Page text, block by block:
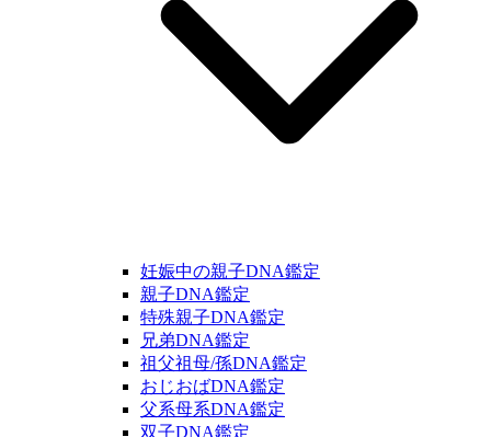
妊娠中の親子DNA鑑定
親子DNA鑑定
特殊親子DNA鑑定
兄弟DNA鑑定
祖父祖母/孫DNA鑑定
おじおばDNA鑑定
父系母系DNA鑑定
双子DNA鑑定